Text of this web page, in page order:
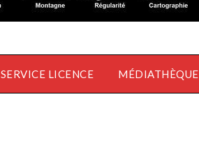
SERVICE LICENCE MÉDIATHÈQUE